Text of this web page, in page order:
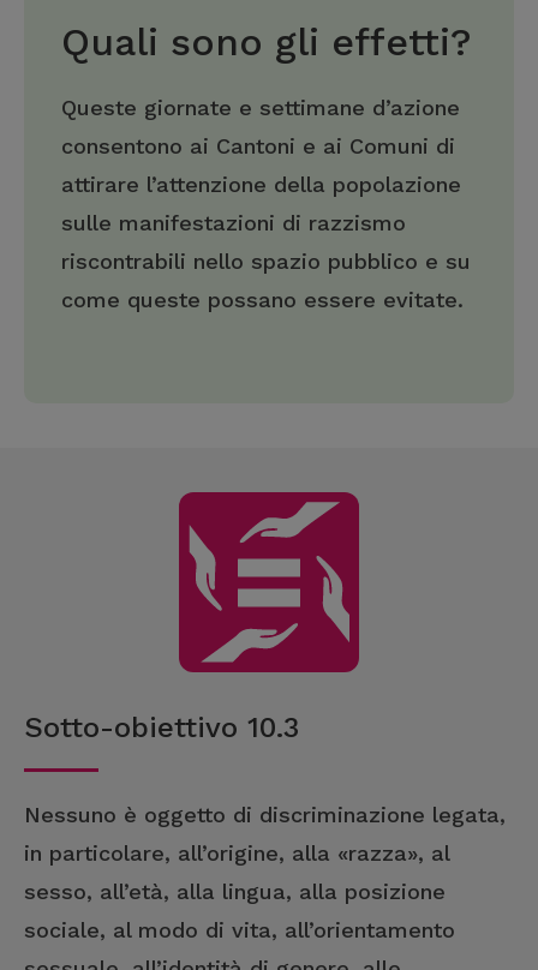
Quali sono gli effetti?
Queste giornate e settimane d’azione
consentono ai Cantoni e ai Comuni di
attirare l’attenzione della popolazione
sulle manifestazioni di razzismo
riscontrabili nello spazio pubblico e su
come queste possano essere evitate.
Sotto-obiettivo 10.3
Nessuno è oggetto di discriminazione legata,
in particolare, all’origine, alla «razza», al
sesso, all’età, alla lingua, alla posizione
sociale, al modo di vita, all’orientamento